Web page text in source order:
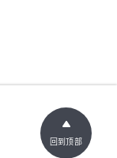
回到顶部